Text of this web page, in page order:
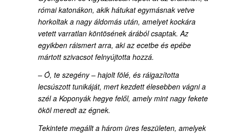
római katonákon, akik hátukat egymásnak vetve
horkoltak a nagy áldomás után, amelyet kockára
vetett varratlan köntösének árából csaptak. Az
egyikben ráismert arra, aki az ecetbe és epébe
mártott szivacsot felnyújtotta hozzá.
– Ó, te szegény – hajolt fölé, és ráigazította
lecsúszott tunikáját, mert kezdett élesebben vágni a
szél a Koponyák hegye felől, amely mint nagy fekete
ököl meredt az égnek.
Tekintete megállt a három üres feszületen, amelyek